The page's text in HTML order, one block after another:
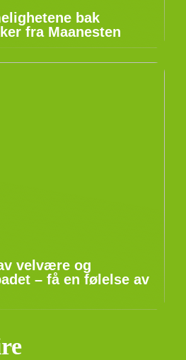
bak
fra Maanesten
velvære og
– få en følelse av